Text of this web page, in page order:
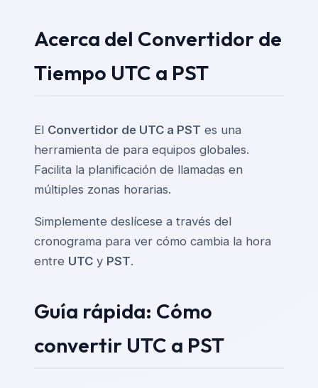
Acerca del Convertidor de
Tiempo UTC a PST
El Convertidor de UTC a PST es una
herramienta de para equipos globales.
Facilita la planificación de llamadas en
múltiples zonas horarias.
Simplemente deslícese a través del
cronograma para ver cómo cambia la hora
entre UTC y PST.
Guía rápida: Cómo
convertir UTC a PST